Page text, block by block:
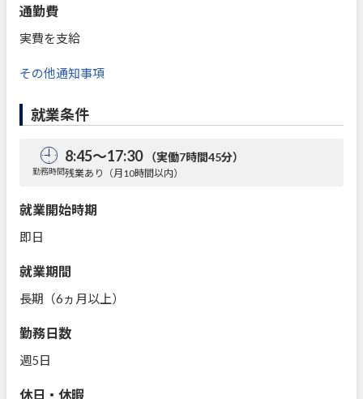
通勤費
実費を支給
その他通知事項
就業条件
勤務時間
8:45～17:30 （実働7時間45分）
残業あり（月10時間以内）
就業開始時期
即日
就業期間
長期（6ヵ月以上）
勤務日数
週5日
休日・休暇